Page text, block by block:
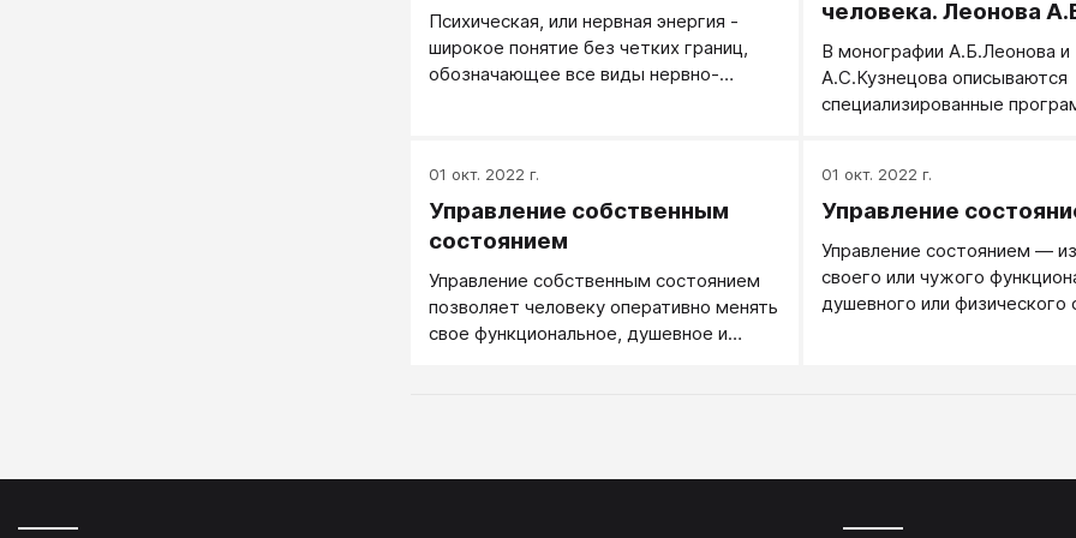
Психическая, или нервная энергия -
широкое понятие без четких границ,
обозначающее все виды нервно-
человека. Леонова
Кузнецова А.С.
В монографии А.Б.Леонова и
А.С.Кузнецова описываются
специализированные
состояния и поддержание
психического здоровья у
напряженных условиях.
из пяти глав. Первая глава
рассказывает о
01 окт. 2022 г.
Управление собственным
состоянием
Управление собственным состоянием
позволяет человеку оперативно менять
свое функциональное, душевное и
01 окт. 2022 г.
Управление
Управление состоянием —
своего или чужого
душевного или физического